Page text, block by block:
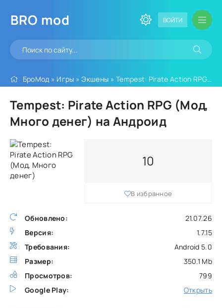
BRO mod ВОЙТИ
БроМод » Игры »Экшены » Tempest: Pirate Action RPG (Мод, Много денег)
Tempest: Pirate Action RPG (Мод,
Много денег) на Андроид
Обновлено:
21.07.26
Версия:
1.7.15
Требования:
Android 5.0
Размер:
350.1 Mb
Просмотров:
799
Google Play:
Открыть
10
В избранное